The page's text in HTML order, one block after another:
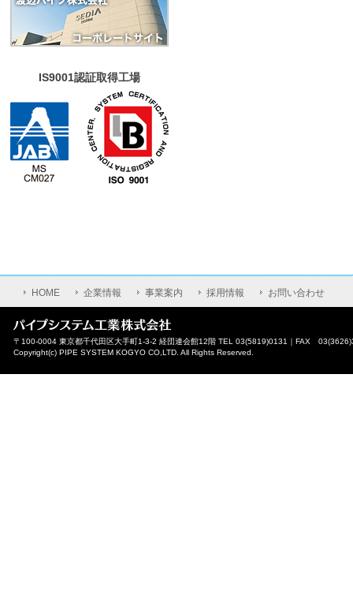
IS9001認証取得工場
HOME 企業情報 事業案内 採用情報 お問い合わせ
〒100-0004 東京都千代田区大手町1-3-2 経団連会館12階 TEL 03(5819)0131｜FAX
Copyright(c) PIPE SYSTEM KOGYO CO,LTD. All Rights Reserved.